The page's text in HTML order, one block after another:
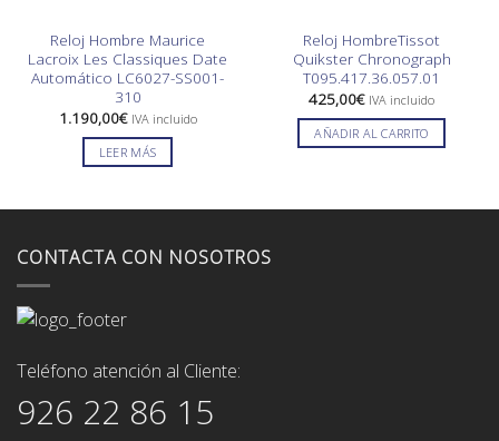
Reloj Hombre Maurice
Lacroix Les Classiques Date
Automático LC6027-SS001-
310
1.190,00€ IVA incluido
LEER MÁS
Reloj HombreTissot
Quikster Chronograph
T095.417.36.057.01
425,00€ IVA incluido
AÑADIR AL CARRITO
CONTACTA CON NOSOTROS
Teléfono atención al Cliente:
926 22 86 15